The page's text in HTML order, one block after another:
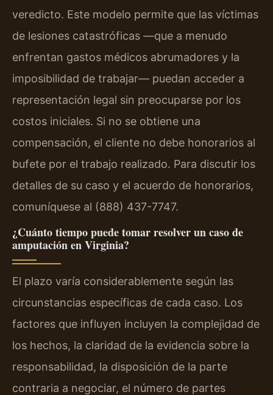
veredicto. Este modelo permite que las víctimas
de lesiones catastróficas —que a menudo
enfrentan gastos médicos abrumadores y la
imposibilidad de trabajar— puedan acceder a
representación legal sin preocuparse por los
costos iniciales. Si no se obtiene una
compensación, el cliente no debe honorarios al
bufete por el trabajo realizado. Para discutir los
detalles de su caso y el acuerdo de honorarios,
comuníquese al (888) 437-7747.
¿Cuánto tiempo puede tomar resolver un caso de
amputación en Virginia?
El plazo varía considerablemente según las
circunstancias específicas de cada caso. Los
factores que influyen incluyen la complejidad de
los hechos, la claridad de la evidencia sobre la
responsabilidad, la disposición de la parte
contraria a negociar, el número de partes